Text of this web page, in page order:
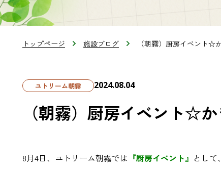
トップページ 施設ブログ （朝霧）厨房イベント☆
ユトリーム朝霧 2024.08.04
（朝霧）厨房イベント☆
8月4日、ユトリーム朝霧では 『厨房イベント』 として、